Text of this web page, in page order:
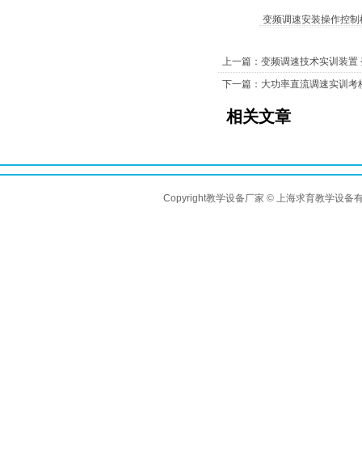
变频调速安装操作控
上一篇：变频调速技术实训装置
下一篇：大功率直流调速实训
相关文章
Copyright教学设备厂家 © 上海求育教学设备